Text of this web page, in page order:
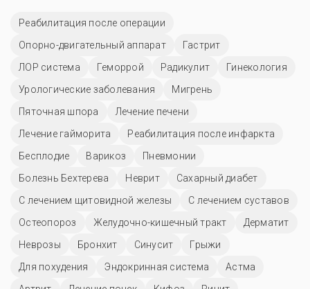
Реабилитация после операции
Опорно-двигательный аппарат
Гастрит
ЛОР система
Геморрой Радикулит
Гинекология
Урологические заболевания
Мигрень
Пяточная шпора
Лечение печени
Лечение гайморита
Реабилитация после инфаркта
Бесплодие
Варикоз
Пневмонии
Болезнь Бехтерева
Неврит
Сахарный диабет
С лечением щитовидной железы
С лечением суставов
Остеопороз
Желудочно-кишечный тракт
Дерматит
Неврозы
Бронхит Синусит
Грыжи
Для похудения
Эндокринная система
Астма